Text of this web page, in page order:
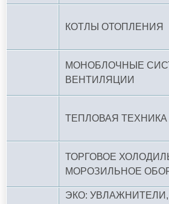
КОТЛЫ ОТОПЛЕНИЯ
МОНОБЛОЧНЫЕ
ВЕНТИЛЯЦИИ
ТЕПЛОВАЯ ТЕХНИКА
ТОРГОВОЕ
МОРОЗИЛЬНОЕ
ЭКО: